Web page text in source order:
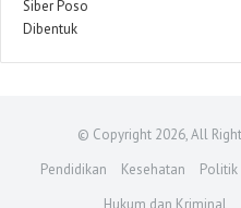
© Copyright 2026, All
Pendidikan
Kesehatan Politik